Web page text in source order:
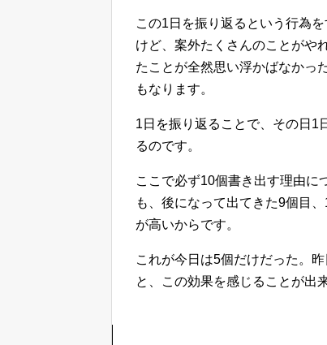
この1日を振り返るという行為
けど、案外たくさんのことがや
たことが全然思い浮かばなかっ
もなります。
1日を振り返ることで、その日1
るのです。
ここで必ず10個書き出す理由に
も、後になって出てきた9個目
が高いからです。
これが今日は5個だけだった。
と、この効果を感じることが出